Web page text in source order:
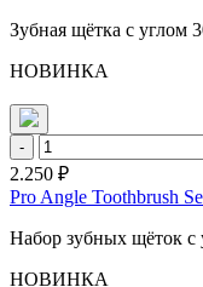
Зубная щётка с углом
НОВИНКА
-
2.250 ₽
Pro Angle Toothbrush
Набор зубных щёток с
НОВИНКА